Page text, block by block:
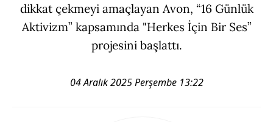
dikkat çekmeyi amaçlayan Avon, “16 Günlük
Aktivizm” kapsamında "Herkes İçin Bir Ses”
projesini başlattı.
04 Aralık 2025 Perşembe 13:22